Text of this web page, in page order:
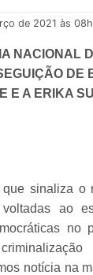
de 2021 às
NACIONAL
DE
E A ERIKA
sinaliza o
ao
no
notícia na